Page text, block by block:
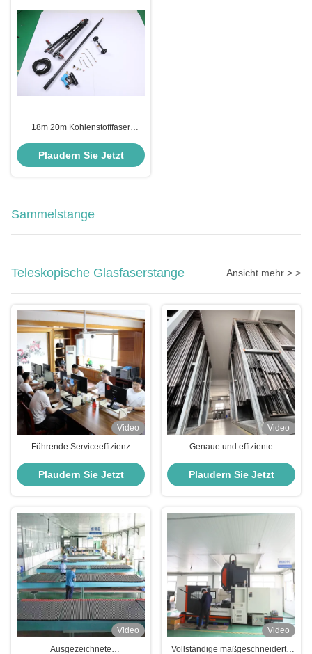
18m 20m Kohlenstofffaser
60ft 72ft Ausdehnbare Power
Washer Lanze
Plaudern Sie Jetzt
Sammelstange
Teleskopische Glasfaserstange Ansicht mehr > >
Video
Führende Serviceeffizienz
Plaudern Sie Jetzt
Video
Genaue und effiziente
Plaudern Sie Jetzt
Video
Ausgezeichnete
Video
Vollständige maßgeschneiderte